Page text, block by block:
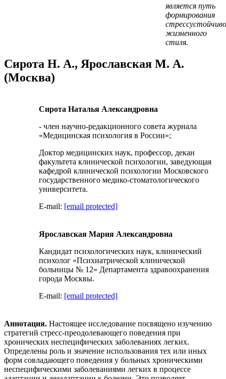
является путь
формирования
жизненного
стиля.
Сирота Н. А., Ярославская М. А.
(Москва)
Сирота Наталья Александровна
- член научно-редакционного совета журнала
«Медицинская психология в России»;
Доктор медицинских наук, профессор, декан
факультета клинической психологии, заведующая
кафедрой клинической психологии Московского
государственного медико-стоматологического
университета.
E-mail: [email protected]
Ярославская Мария Александровна
Кандидат психологических наук, клинический
психолог «Психиатрической клинической
больницы № 12» Департамента здравоохранения
города Москвы.
E-mail: [email protected]
Аннотация. Настоящее исследование посвящено изучению
стратегий стресс-преодолевающего поведения при
хронических неспецифических заболеваниях легких.
Определены роль и значение использования тех или иных
форм совладающего поведения у больных хроническими
неспецифическими заболеваниями легких в процессе